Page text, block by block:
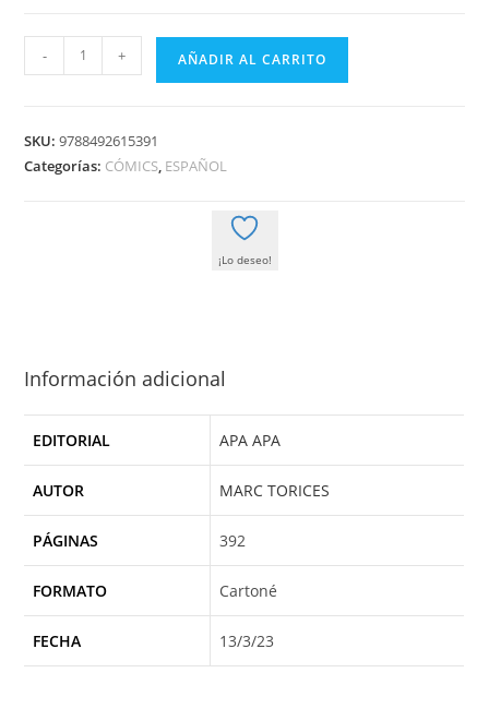
ALEGRE
TRISTE
- + AÑADIR AL CARRITO
SKU:9788492615391
Categorías: CÓMICS ESPAÑOL
¡Lo deseo!
Información adicional
EDITORIAL APA APA
AUTOR MARC TORICES
PÁGINAS 392
FORMATO Cartoné
FECHA 13/3/23